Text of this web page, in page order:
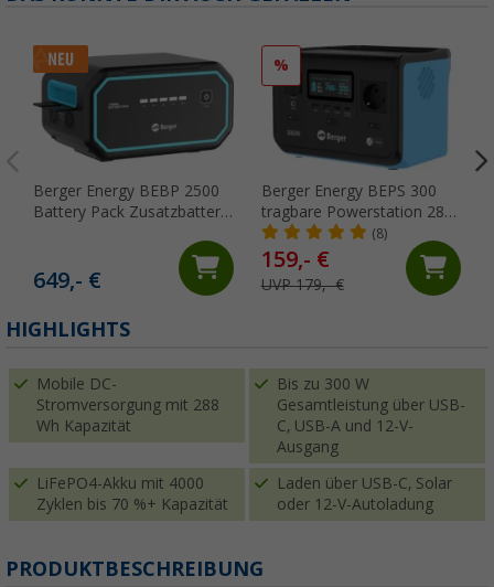
Berger Energy BEBP 2500
Battery Pack Zusatzbatterie
649,- €
%
Berger Energy BEPS 300
tragbare Powerstation 288
Wh 300 W
(8)
159,- €
UVP 179,- €
HIGHLIGHTS
Mobile DC-
Stromversorgung mit 288
Wh Kapazität
Bis zu 300 W
Gesamtleistung über USB-
C, USB-A und 12-V-
Ausgang
LiFePO4-Akku mit 4000
Zyklen bis 70 %+ Kapazität
Laden über USB-C, Solar
oder 12-V-Autoladung
PRODUKTBESCHREIBUNG